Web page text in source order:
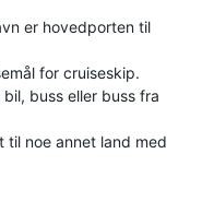
er hovedporten til
for cruiseskip.
buss eller buss fra
til noe annet land med